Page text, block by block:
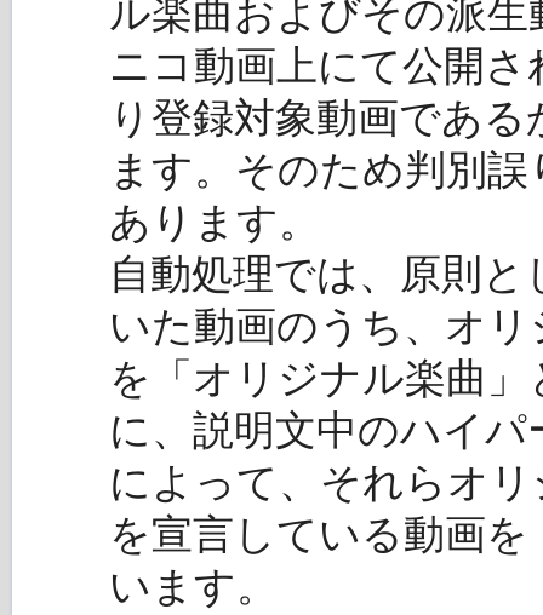
ル楽曲およびその派
ニコ動画上にて公開
り登録対象動画であ
ます。そのため判別
あります。
自動処理では、原則
いた動画のうち、オ
を「オリジナル楽曲
に、説明文中のハイ
によって、それらオ
を宣言している動画
います。